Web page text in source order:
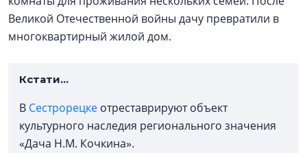
Великой Отечественной войны дачу превратили в
многоквартирный жилой дом.
Кстати...
В Сестрорецке отреставрируют объект
культурного наследия регионального значения
«Дача Н.М. Кочкина».